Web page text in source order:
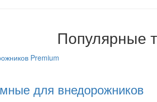
Популярные
для внедорожников